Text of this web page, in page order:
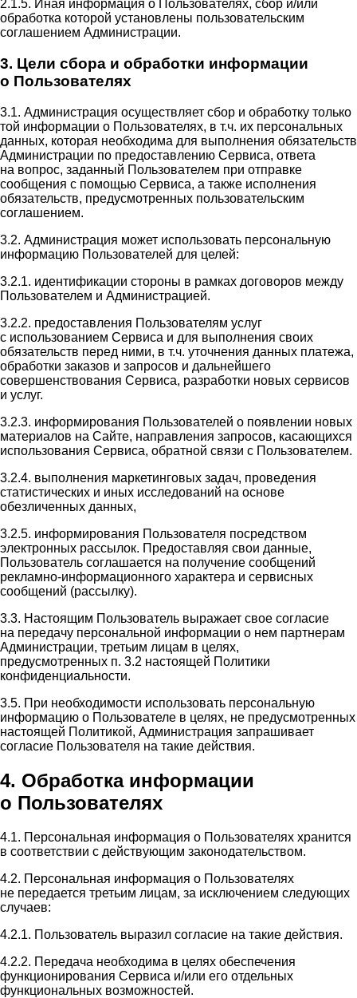
2.1.5. Иная информация о Пользователях, сбор и/или
обработка которой установлены пользовательским
соглашением Администрации.
3. Цели сбора и обработки информации
о Пользователях
3.1. Администрация осуществляет сбор и обработку только
той информации о Пользователях, в т.ч. их персональных
данных, которая необходима для выполнения обязательств
Администрации по предоставлению Сервиса, ответа
на вопрос, заданный Пользователем при отправке
сообщения с помощью Сервиса, а также исполнения
обязательств, предусмотренных пользовательским
соглашением.
3.2. Администрация может использовать персональную
информацию Пользователей для целей:
3.2.1. идентификации стороны в рамках договоров между
Пользователем и Администрацией.
3.2.2. предоставления Пользователям услуг
с использованием Сервиса и для выполнения своих
обязательств перед ними, в т.ч. уточнения данных платежа,
обработки заказов и запросов и дальнейшего
совершенствования Сервиса, разработки новых сервисов
и услуг.
3.2.3. информирования Пользователей о появлении новых
материалов на Сайте, направления запросов, касающихся
использования Сервиса, обратной связи с Пользователем.
3.2.4. выполнения маркетинговых задач, проведения
статистических и иных исследований на основе
обезличенных данных,
3.2.5. информирования Пользователя посредством
электронных рассылок. Предоставляя свои данные,
Пользователь соглашается на получение сообщений
рекламно-информационного характера и сервисных
сообщений (рассылку).
3.3. Настоящим Пользователь выражает свое согласие
на передачу персональной информации о нем партнерам
Администрации, третьим лицам в целях,
предусмотренных п. 3.2 настоящей Политики
конфиденциальности.
3.5. При необходимости использовать персональную
информацию о Пользователе в целях, не предусмотренных
настоящей Политикой, Администрация запрашивает
согласие Пользователя на такие действия.
4. Обработка информации
о Пользователях
4.1. Персональная информация о Пользователях хранится
в соответствии с действующим законодательством.
4.2. Персональная информация о Пользователях
не передается третьим лицам, за исключением следующих
случаев:
4.2.1. Пользователь выразил согласие на такие действия.
4.2.2. Передача необходима в целях обеспечения
функционирования Сервиса и/или его отдельных
функциональных возможностей.